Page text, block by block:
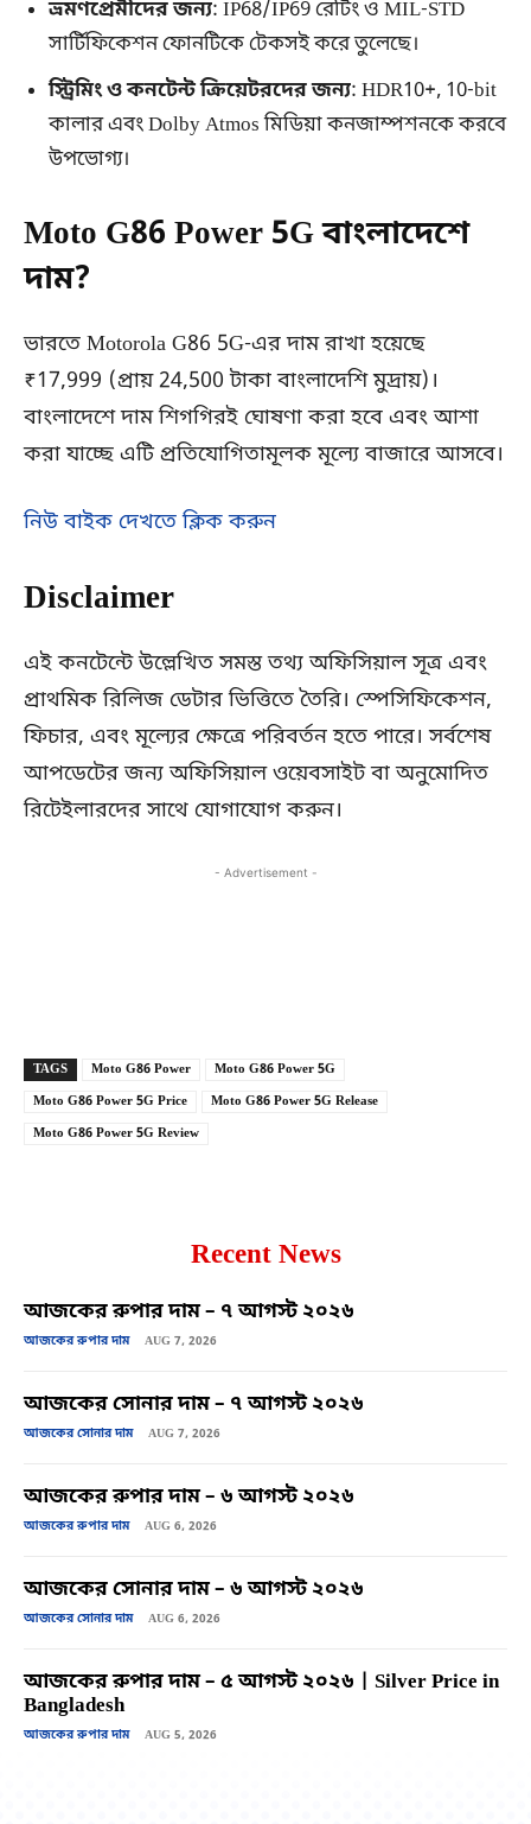
ভ্রমণপ্রেমীদের জন্য: IP68/IP69 রেটিং ও MIL-STD
সার্টিফিকেশন ফোনটিকে টেকসই করে তুলেছে।
স্ট্রিমিং ও কনটেন্ট ক্রিয়েটরদের জন্য: HDR10+, 10-bit
কালার এবং Dolby Atmos মিডিয়া কনজাম্পশনকে করবে
উপভোগ্য।
Moto G86 Power 5G বাংলাদেশে
দাম?
ভারতে Motorola G86 5G-এর দাম রাখা হয়েছে
₹17,999 (প্রায় 24,500 টাকা বাংলাদেশি মুদ্রায়)।
বাংলাদেশে দাম শিগগিরই ঘোষণা করা হবে এবং আশা
করা যাচ্ছে এটি প্রতিযোগিতামূলক মূল্যে বাজারে আসবে।
নিউ বাইক দেখতে ক্লিক করুন
Disclaimer
এই কনটেন্টে উল্লেখিত সমস্ত তথ্য অফিসিয়াল সূত্র এবং
প্রাথমিক রিলিজ ডেটার ভিত্তিতে তৈরি। স্পেসিফিকেশন,
ফিচার, এবং মূল্যের ক্ষেত্রে পরিবর্তন হতে পারে। সর্বশেষ
আপডেটের জন্য অফিসিয়াল ওয়েবসাইট বা অনুমোদিত
রিটেইলারদের সাথে যোগাযোগ করুন।
- Advertisement -
TAGS Moto G86 Power
Moto G86 Power 5G
Moto G86 Power 5G Price
Moto G86 Power 5G Release
Moto G86 Power 5G Review
Recent News
আজকের রুপার দাম – ৭ আগস্ট ২০২৬
আজকের রুপার দাম AUG 7, 2026
আজকের সোনার দাম – ৭ আগস্ট ২০২৬
আজকের সোনার দাম AUG 7, 2026
আজকের রুপার দাম – ৬ আগস্ট ২০২৬
আজকের রুপার দাম AUG 6, 2026
আজকের সোনার দাম – ৬ আগস্ট ২০২৬
আজকের সোনার দাম AUG 6, 2026
আজকের রুপার দাম – ৫ আগস্ট ২০২৬ | Silver Price in
Bangladesh
আজকের রুপার দাম AUG 5, 2026